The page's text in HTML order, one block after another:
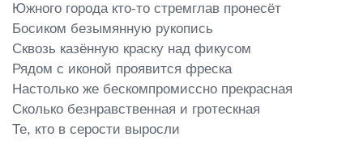
Южного города кто-то стремглав пронесёт
Босиком безымянную рукопись
Сквозь казённую краску над фикусом
Рядом с иконой проявится фреска
Настолько же бескомпромиссно прекрасная
Сколько безнравственная и гротескная
Те, кто в серости выросли